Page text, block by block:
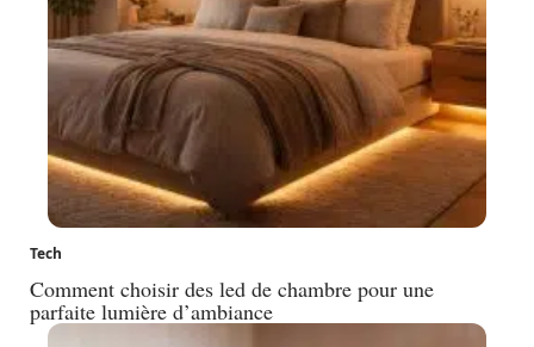
Tech
Comment choisir des led de chambre pour une
parfaite lumière d’ambiance